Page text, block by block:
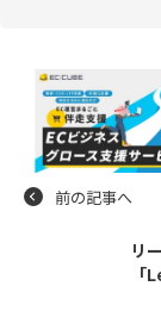
前の記事へ
リ